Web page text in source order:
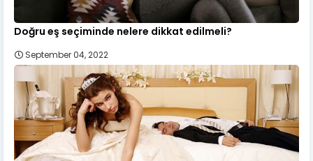
Doğru eş seçiminde nelere dikkat edilmeli?
September 04, 2022